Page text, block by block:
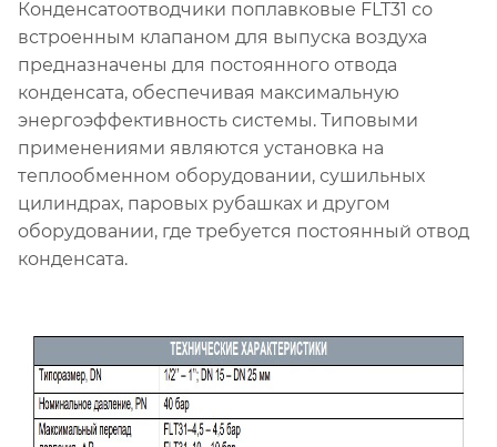
Конденсатоотводчики поплавковые FLT31 со
встроенным клапаном для выпуска воздуха
предназначены для постоянного отвода
конденсата, обеспечивая максимальную
энергоэффективность системы. Типовыми
применениями являются установка на
теплообменном оборудовании, сушильных
цилиндрах, паровых рубашках и другом
оборудовании, где требуется постоянный отвод
конденсата.